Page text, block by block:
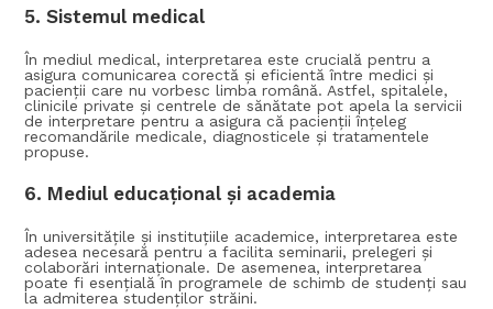
5.Sistemul medical
În mediul medical, interpretarea este crucială pentru a
asigura comunicarea corectă și eficientă între medici și
pacienții care nu vorbesc limba română. Astfel, spitalele,
clinicile private și centrele de sănătate pot apela la servicii
de interpretare pentru a asigura că pacienții înțeleg
recomandările medicale, diagnosticele și tratamentele
propuse.
6. Mediul educațional și academia
În universitățile și instituțiile academice, interpretarea este
adesea necesară pentru a facilita seminarii, prelegeri și
colaborări internaționale. De asemenea, interpretarea
poate fi esențială în programele de schimb de studenți sau
la admiterea studenților străini.